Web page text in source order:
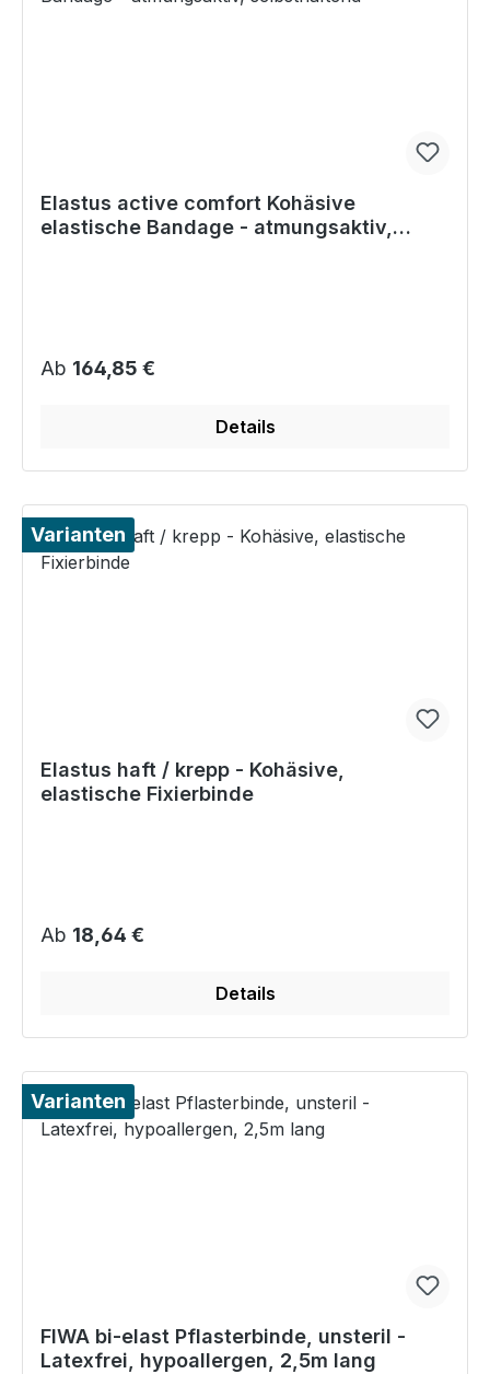
Elastus active comfort Kohäsive
elastische Bandage - atmungsaktiv,
Regulärer Preis:
Ab 164,85 €
Details
Varianten
Elastus haft / krepp - Kohäsive,
elastische Fixierbinde
Regulärer Preis:
Ab 18,64 €
Details
Varianten
FIWA bi-elast Pflasterbinde, unsteril -
Latexfrei, hypoallergen, 2,5m lang